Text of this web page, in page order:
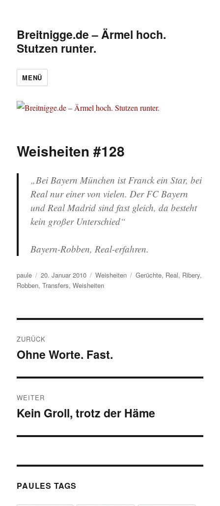
Breitnigge.de – Ärmel hoch.
Stutzen runter.
MENÜ
Weisheiten #128
„Bei Bayern München ist Franck ein Star, bei
Real nur einer von vielen. Der FC Bayern
und Real Madrid sind fast gleich, da besteht
kein großer Unterschied“
Bayern-Robben, Real-erfahren.
Autor
paule
Veröffentlicht
am
20. Januar 2010 Kategorien
Weisheiten Schlagwörter
Gerüchte, Real, Ribery,
Robben,Transfers,Weisheiten
ZURÜCK
Vorheriger
Ohne Worte. Fast.
WEITER
Nächster
Kein Groll, trotz der Häme
PAULES TAGS